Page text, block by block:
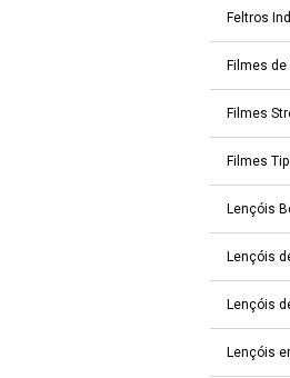
Feltros
Filmes de
Filmes
Filmes
Lençóis
Lençóis
Lençóis
Lençóis